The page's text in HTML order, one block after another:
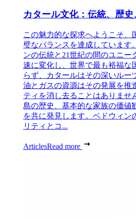
カタール文化：伝統、歴
この魅力的な探求へようこそ、
璧なバランスを達成しています
ンの伝統と21世紀の間のユニー
速に変化し、世界で最も裕福な
らず、カタールはその深いルー
油とガスの資源はその発展を推
ティを消し去ることはありませ
島の歴史、基本的な家族の価値
を共に発見します。ベドウィン
リティとコ...
ArticlesRead more